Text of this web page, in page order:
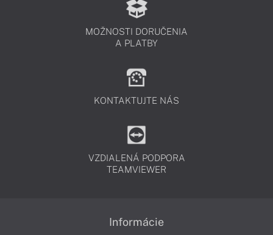
MOŽNOSTI DORUČENIA
A PLATBY
KONTAKTUJTE NÁS
VZDIALENÁ PODPORA
TEAMVIEWER
Informácie